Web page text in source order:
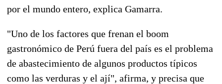
por el mundo entero, explica Gamarra.
"Uno de los factores que frenan el boom
gastronómico de Perú fuera del país es el problema
de abastecimiento de algunos productos típicos
como las verduras y el ají", afirma, y precisa que